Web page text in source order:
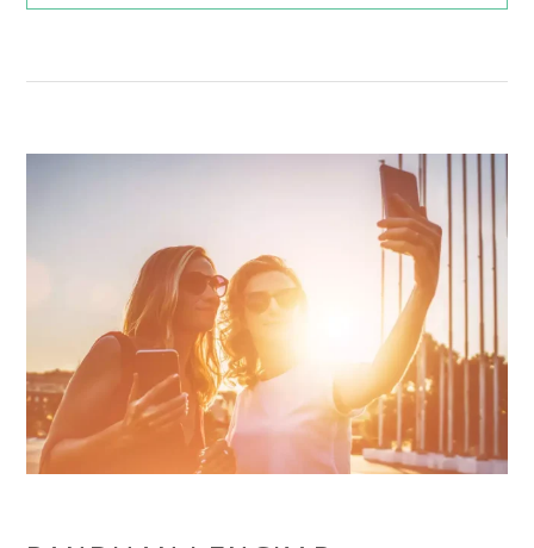
TEKNIK
AKAN
MENGUBAH
CARA
MEMOTRET